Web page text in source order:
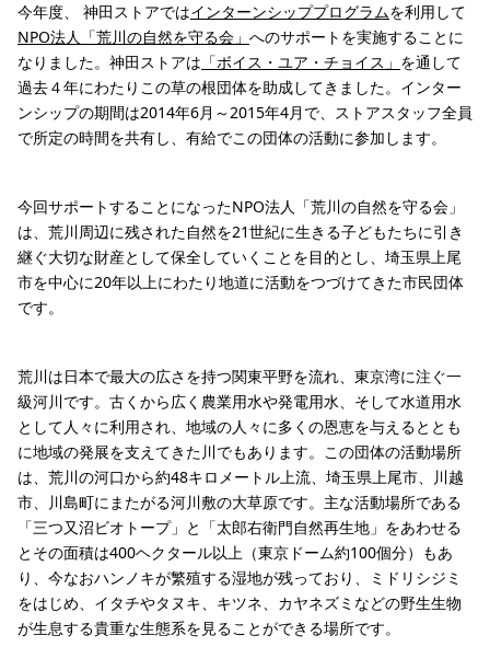
今年度、 神田ストアではインターンシッププログラムを利用して
NPO法人「荒川の自然を守る会」 へのサポートを実施することに
なりました。神田ストアは 「ボイス・ユア・チョイス」 を通して
過去４年にわたりこの草の根団体を助成してきました。インター
ンシップの期間は2014年6月～2015年4月で、ストアスタッフ全員
で所定の時間を共有し、有給でこの団体の活動に参加します。
今回サポートすることになったNPO法人「荒川の自然を守る会」
は、荒川周辺に残された自然を21世紀に生きる子どもたちに引き
継ぐ大切な財産として保全していくことを目的とし、埼玉県上尾
市を中心に20年以上にわたり地道に活動をつづけてきた市民団体
です。
荒川は日本で最大の広さを持つ関東平野を流れ、東京湾に注ぐ一
級河川です。古くから広く農業用水や発電用水、そして水道用水
として人々に利用され、地域の人々に多くの恩恵を与えるととも
に地域の発展を支えてきた川でもあります。この団体の活動場所
は、荒川の河口から約48キロメートル上流、埼玉県上尾市、川越
市、川島町にまたがる河川敷の大草原です。主な活動場所である
「三つ又沼ビオトープ」と「太郎右衛門自然再生地」をあわせる
とその面積は400ヘクタール以上（東京ドーム約100個分）もあ
り、今なおハンノキが繁殖する湿地が残っており、ミドリシジミ
をはじめ、イタチやタヌキ、キツネ、カヤネズミなどの野生生物
が生息する貴重な生態系を見ることができる場所です。